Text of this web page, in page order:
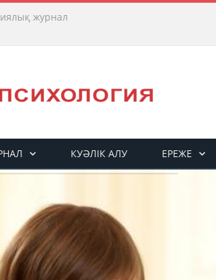
журнал
КУӘЛІК АЛУ ЕРЕЖЕ